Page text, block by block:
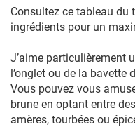
Consultez ce tableau du
ingrédients pour un
J’aime particulièrement
l’onglet ou de la bavette
Vous pouvez vous
brune en optant entre
amères, tourbées ou